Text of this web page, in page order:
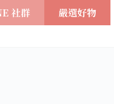
社群 嚴選好物